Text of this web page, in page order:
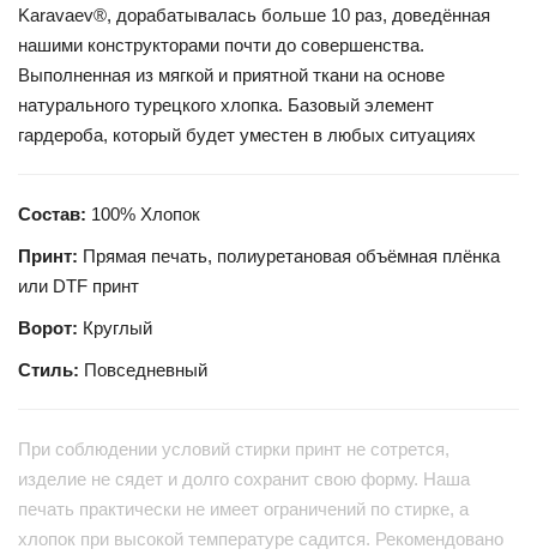
Karavaev®, дорабатывалась больше 10 раз, доведённая
нашими конструкторами почти до совершенства.
Выполненная из мягкой и приятной ткани на основе
натурального турецкого хлопка. Базовый элемент
гардероба, который будет уместен в любых ситуациях
Состав: 100% Хлопок
Принт: Прямая печать, полиуретановая объёмная плёнка
или DTF принт
Ворот: Круглый
Стиль: Повседневный
При соблюдении условий стирки принт не сотрется,
изделие не сядет и долго сохранит свою форму. Наша
печать практически не имеет ограничений по стирке, а
хлопок при высокой температуре садится. Рекомендовано